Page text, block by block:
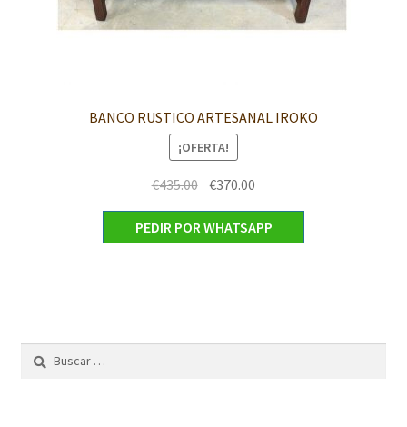
BANCO RUSTICO ARTESANAL IROKO
¡OFERTA!
€435.00 El
precio
original
€370.00
precio
actual
PEDIR POR WHATSAPP
Buscar: